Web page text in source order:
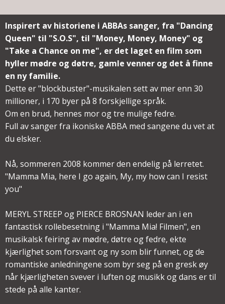
Inspirert av historiene i ABBAs sanger, fra "Dancing
Queen" til "S.O.S", til "Money, Money, Money" og
"Take a Chance on me", er det laget en film som
hyller mødre og døtre, gamle venner og det å finne
en ny familie.
Dette er "blockbuster"-musikalen sett av mer enn 30
millioner, i 170 byer på 8 forskjellige språk.
Om en brud, hennes mor og tre mulige fedre.
Full av sanger fra ikoniske ABBA med sangene du vet at
du elsker.
Nå, sommeren 2008 kommer den endelig på lerretet.
"Mamma Mia, here I go again, My, my how can I resist
you"
MERYL STREEP og PIERCE BROSNAN leder an i en
fantastisk rollebesetning i "Mamma Mia! Filmen", en
musikalsk feiring av mødre, døtre og fedre, ekte
kjærlighet som forsvant og ny som blir funnet, og de
romantiske anledningene som byr seg på en gresk øy
når kjærligheten svever i luften og musikk og dans er til
stede på alle kanter.